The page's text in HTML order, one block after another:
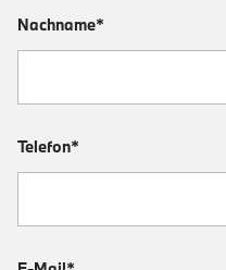
Nachname*
Telefon*